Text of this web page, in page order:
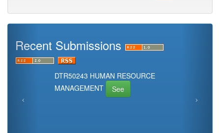
Recent Submissions
DTR50243 HUMAN RESOURCE
MANAGEMENT
See